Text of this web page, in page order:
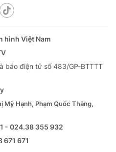
hình Việt Nam
báo điện tử số 483/GP-BTTTT
Mỹ Hạnh, Phạm Quốc Thắng,
- 024.38 355 932
671 671